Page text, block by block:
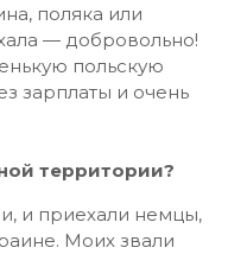
поляка или
— добровольно!
польскую
зарплаты и очень
территории?
и приехали немцы,
Моих звали